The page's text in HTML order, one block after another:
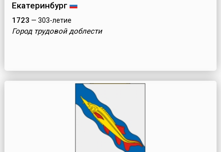
Екатеринбург
1723 — 303-летие
Город трудовой доблести